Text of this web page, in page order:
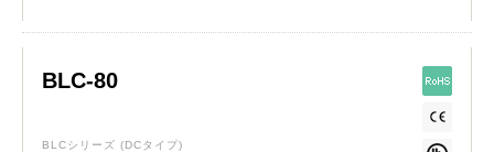
BLC-80
BLCシリーズ (DCタイプ)